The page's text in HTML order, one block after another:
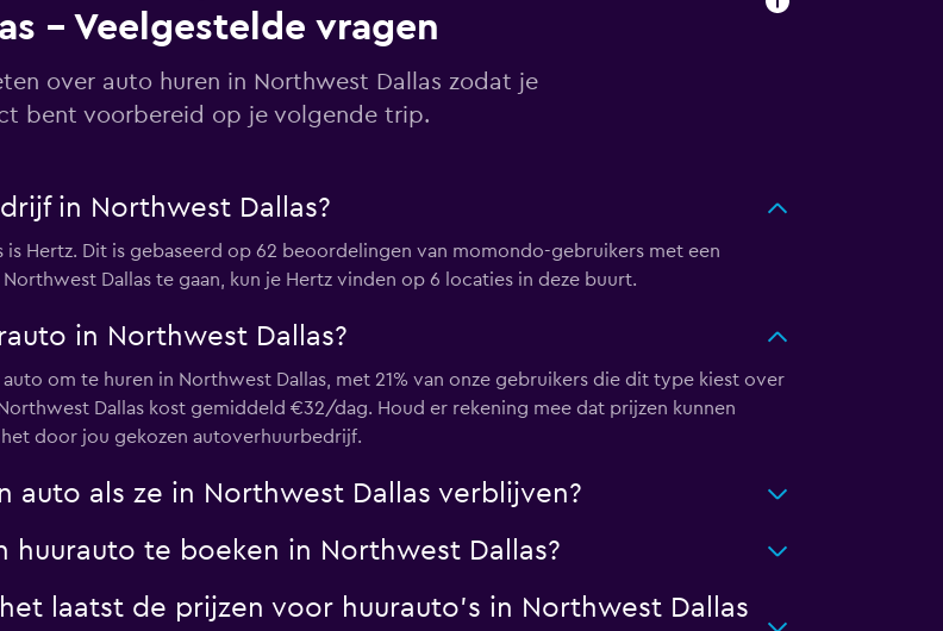
Bekijk prijzen
Bekijk prijzen
- Veelgestelde vragen
over auto huren in Northwest Dallas zodat je
bent voorbereid op je volgende trip.
in Northwest Dallas?
Hertz. Dit is gebaseerd op 62 beoordelingen van momondo-gebruikers met een
Dallas te gaan, kun je Hertz vinden op 6 locaties in deze buurt.
in Northwest Dallas?
om te huren in Northwest Dallas, met 21% van onze gebruikers die dit type kiest over
Dallas kost gemiddeld €32/dag. Houd er rekening mee dat prijzen kunnen
door jou gekozen autoverhuurbedrijf.
auto als ze in Northwest Dallas verblijven?
te boeken in Northwest Dallas?
laatst de prijzen voor huurauto's in Northwest Dallas